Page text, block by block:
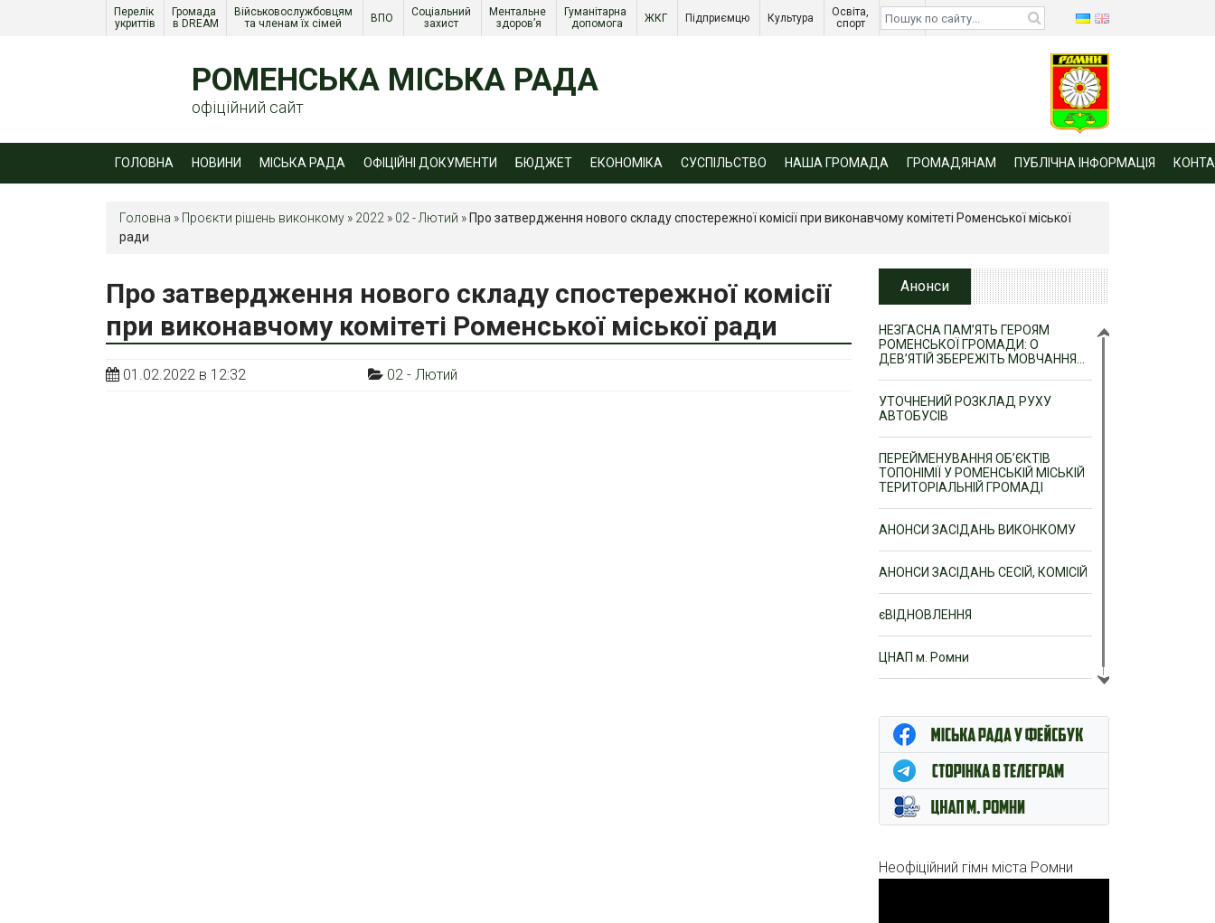
Перелік
укриттів
Громада
в DREAM
Військовослужбовцям
та членам їх сімей
ВПО
Соціальний
захист
Ментальне
здоров’я
Гуманітарна
допомога
ЖКГ Підприємцю Культура
Освіта,
спорт
Діти
війни
РОМЕНСЬКА МІСЬКА РАДА
офіційний сайт
ГОЛОВНА НОВИНИ МІСЬКА РАДА ОФІЦІЙНІ ДОКУМЕНТИ БЮДЖЕТ ЕКОНОМІКА СУСПІЛЬСТВО НАША ГРОМАДА ГРОМАДЯНАМ ПУБЛІЧНА ІНФОРМАЦІЯ
Головна » Проєкти рішень виконкому » 2022 » 02 - Лютий » Про затвердження нового складу спостережної комісії при виконавчому комітеті Роменської міської
ради
Про затвердження нового складу спостережної комісії
при виконавчому комітеті Роменської міської ради
01.02.2022 в 12:32 02 - Лютий
Анонси
НЕЗГАСНА ПАМ’ЯТЬ ГЕРОЯМ
РОМЕНСЬКОЇ ГРОМАДИ: О
ДЕВ’ЯТІЙ ЗБЕРЕЖІТЬ МОВЧАННЯ…
УТОЧНЕНИЙ РОЗКЛАД РУХУ
АВТОБУСІВ
ПЕРЕЙМЕНУВАННЯ ОБ’ЄКТІВ
ТОПОНІМІЇ У РОМЕНСЬКІЙ МІСЬКІЙ
ТЕРИТОРІАЛЬНІЙ ГРОМАДІ
АНОНСИ ЗАСІДАНЬ ВИКОНКОМУ
АНОНСИ ЗАСІДАНЬ СЕСІЙ, КОМІСІЙ
єВІДНОВЛЕННЯ
ЦНАП м. Ромни
Неофіційний гімн міста Ромни